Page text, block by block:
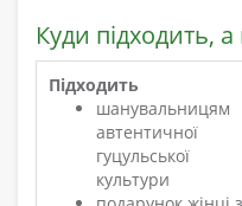
Куди підходить,
Підходить
шанувальницям
автентичної
гуцульської
культури